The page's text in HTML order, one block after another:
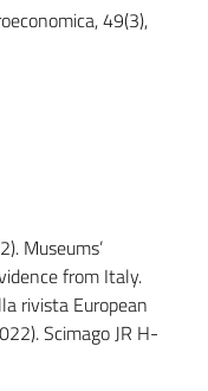
49(3),
Museums’
from Italy.
rivista European
Scimago JR H-